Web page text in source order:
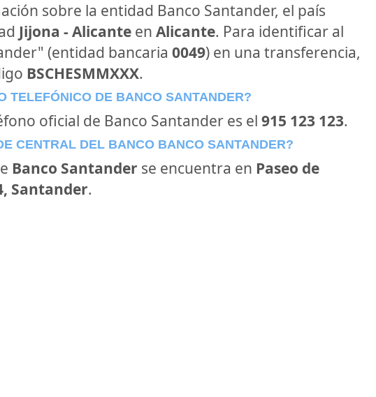
sobre la entidad Banco Santander, el país
Jijona - Alicante en Alicante. Para identificar al
(entidad bancaria 0049) en una transferencia,
BSCHESMMXXX.
TELEFÓNICO DE BANCO SANTANDER?
oficial de Banco Santander es el 915 123 123.
CENTRAL DEL BANCO BANCO SANTANDER?
Banco Santander se encuentra en Paseo de
Santander.